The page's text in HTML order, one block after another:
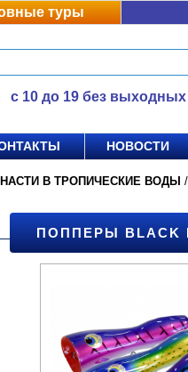
туры
с 10 до 19 без выходных
НОВОСТИ
В ТРОПИЧЕСКИЕ ВОДЫ /
ПОППЕРЫ BLACK